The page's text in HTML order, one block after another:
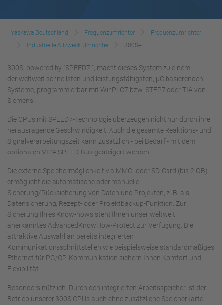
Yaskawa Deutschland Frequenzumrichter
Frequenzumrichter
Industrielle Allzweck Umrichter
300S+
300S, powered by "SPEED7 ", macht dieses System zu einem
der weltweit schnellsten und leistungsfähigsten, µC basierenden
Systeme, programmierbar mit WinPLC7 bzw. STEP7 oder TIA von
Siemens.
Die CPUs mit SPEED7-Technologie überzeugen nicht nur durch ihre
herausragende Geschwindigkeit. Auch die gesamte Reaktions- und
Signalverarbeitungszeit kann zusätzlich - bei Bedarf - mit dem
optionalen VIPA SPEED-Bus gesteigert werden.
Die externe Speichermöglichkeit via MMC- oder SD-Card (bis 2 GB)
ermöglicht die automatische oder manuelle
Sicherung/Rücksicherung von Daten und Projekten, z. B. als
Datensicherung, Rezept- oder Projektbackup-Funktion. Zur
Sicherung Ihres Know-hows steht Ihnen unser weltweit
anerkanntes AdvancedKnowHow-Protect zur Verfügung. Die
attraktive Auswahl an bereits integrierten
Kommunikationsschnittstellen wie beispielsweise standardmäßiges
Ethernet für PG/OP-Kommunikation sichern Ihnen Komfort und
Flexibilität.
Besonders nützlich: Durch den integrierten Arbeitsspeicher ist der
Betrieb unserer 300S CPUs auch ohne zusätzliche Speicherkarte